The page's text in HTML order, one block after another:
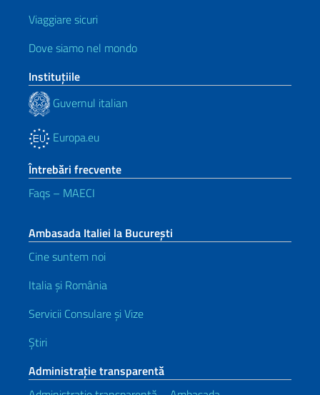
Viaggiare sicuri
Dove siamo nel mondo
Instituţiile
Guvernul italian
Europa.eu
Întrebări frecvente
Faqs – MAECI
Ambasada Italiei la București
Cine suntem noi
Italia și România
Servicii Consulare și Vize
Știri
Administrație transparentă